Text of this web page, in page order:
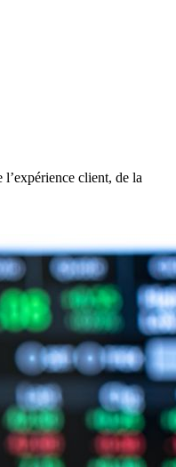
client, de la